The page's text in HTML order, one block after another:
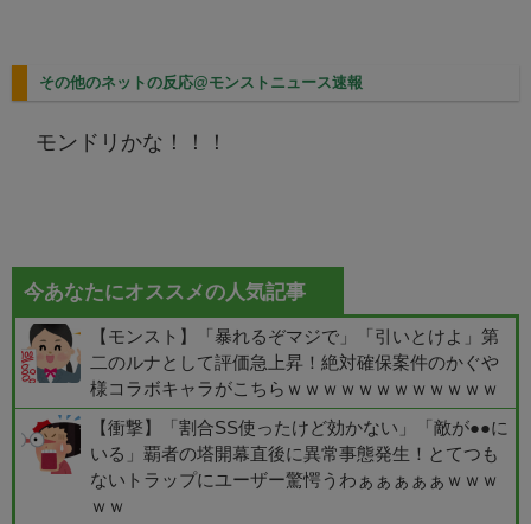
その他のネットの反応@モンストニュース速報
モンドリかな！！！
今あなたにオススメの人気記事
【モンスト】「暴れるぞマジで」「引いとけよ」第
二のルナとして評価急上昇！絶対確保案件のかぐや
様コラボキャラがこちらｗｗｗｗｗｗｗｗｗｗｗｗ
【衝撃】「割合SS使ったけど効かない」「敵が●●に
いる」覇者の塔開幕直後に異常事態発生！とてつも
ないトラップにユーザー驚愕うわぁぁぁぁぁｗｗｗ
ｗｗ